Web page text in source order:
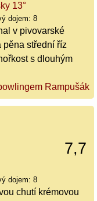
13°
dojem: 8
v pivovarské
pěna střední říz
s dlouhým
Rampušák
7,7
dojem: 8
chutí krémovou